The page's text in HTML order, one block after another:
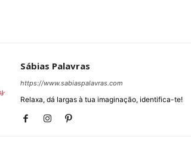
Sábias Palavras
https://www.sabiaspalavras.com
Relaxa, dá largas à tua imaginação, identifica-te!